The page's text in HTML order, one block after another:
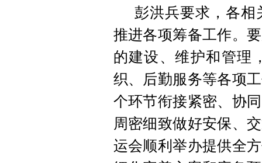
彭洪兵要求，各相
推进各项筹备工作。
的建设、维护和管理
织、后勤服务等各项
个环节衔接紧密、协
周密细致做好安保、
运会顺利举办提供全